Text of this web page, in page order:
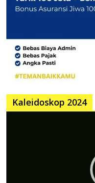
Kaleidoskop 2024